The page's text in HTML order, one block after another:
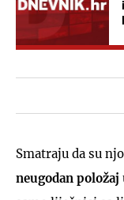
Smatraju da su
neugodan položaj